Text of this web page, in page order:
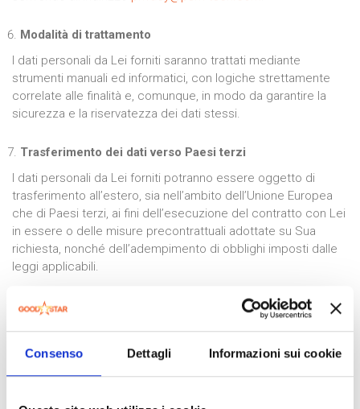
Consenso Dettagli Informazioni sui cookie
Modalità di trattamento
I dati personali da Lei forniti saranno trattati mediante
strumenti manuali ed informatici, con logiche strettamente
correlate alle finalità e, comunque, in modo da garantire la
sicurezza e la riservatezza dei dati stessi.
Trasferimento dei dati verso Paesi terzi
I dati personali da Lei forniti potranno essere oggetto di
trasferimento all’estero, sia nell’ambito dell’Unione Europea
che di Paesi terzi, ai fini dell’esecuzione del contratto con Lei
in essere o delle misure precontrattuali adottate su Sua
richiesta, nonché dell’adempimento di obblighi imposti dalle
leggi applicabili.
In ogni caso, si fa presente che il trasferimento dei Suoi dati
all’estero avverrà in conformità a quanto previsto dagli artt. 44
Periodo di conservazione dei dati personali
Al fine di garantire un trattamento corretto e trasparente, i